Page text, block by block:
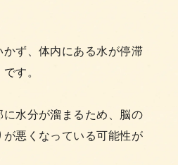
ず、体内にある水が停滞
す。
水分が溜まるため、脳の
悪くなっている可能性が